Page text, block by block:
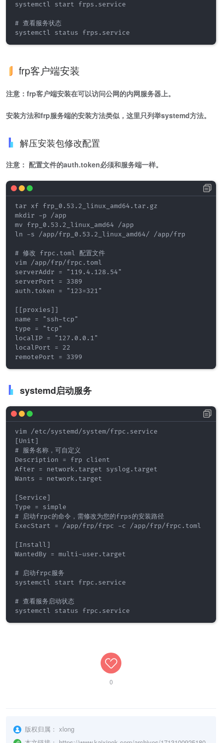
systemctl start frps.service
# 查看服务状态
systemctl status frps.service
frp客户端安装
注意：frp客户端安装在可以访问公网的内网服务器上。
安装方法和frp服务端的安装方法类似，这里只列举systemd方法。
解压安装包修改配置
注意： 配置文件的auth.token必须和服务端一样。
tar xf frp_0.53.2_linux_amd64.tar.gz
mkdir -p /app
mv frp_0.53.2_linux_amd64 /app
ln -s /app/frp_0.53.2_linux_amd64/ /app/frp
# 修改 frpc.toml 配置文件
vim /app/frp/frpc.toml
serverAddr = "119.4.128.54"
serverPort = 3389
auth.token = "123=321"
[[proxies]]
name = "ssh-tcp"
type = "tcp"
localIP = "127.0.0.1"
localPort = 22
systemd启动服务
vim /etc/systemd/system/frpc.service
[Unit]
# 服务名称，可自定义
Description = frp client
After = network.target syslog.target
Wants = network.target
[Service]
Type = simple
# 启动frpc的命令，需修改为您的frps的安装路径
ExecStart = /app/frp/frpc -c /app/frp/frpc.toml
[Install]
WantedBy = multi-user.target
# 启动frpc服务
systemctl start frpc.service
# 查看服务启动状态
systemctl status frpc.service
0
版权归属： xlong